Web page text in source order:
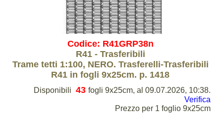
Codice: R41GRP38n
R41 - Trasferibili
Trame tetti 1:100, NERO. Trasferelli-Trasferibili
R41 in fogli 9x25cm. p. 1418
Disponibili 43 fogli 9x25cm, al 09.07.2026, 10:38.
Verifica
Prezzo per 1 foglio 9x25cm